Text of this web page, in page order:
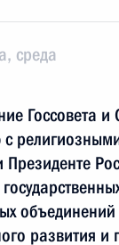
среда
Госсовета и
развития и